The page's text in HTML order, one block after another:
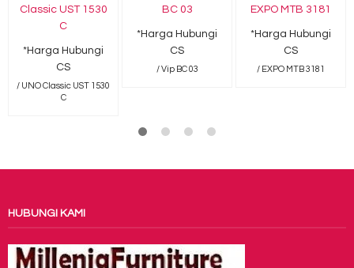
Classic UST 1530
C
*Harga Hubungi
CS
/ UNO Classic UST 1530
C
BC 03
*Harga Hubungi
CS
/ Vip BC 03
EXPO MTB 3181
*Harga Hubungi
CS
/ EXPO MTB 3181
HUBUNGI KAMI